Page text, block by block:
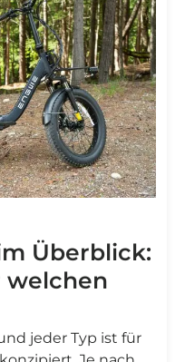
Überblick:
welchen
jeder Typ ist für